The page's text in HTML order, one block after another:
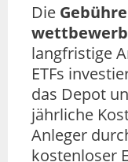
Die
langfristige
ETFs
das Depot
jährliche
Anleger
kostenloser